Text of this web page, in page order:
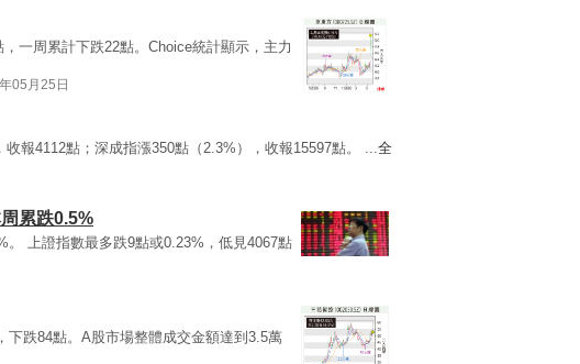
，一周累計下跌22點。Choice統計顯示，主力
05月25日
報4112點；深成指漲350點（2.3%），收報15597點。 ... 全
累跌0.5%
。 上證指數最多跌9點或0.23%，低見4067點
下跌84點。A股市場整體成交金額達到3.5萬